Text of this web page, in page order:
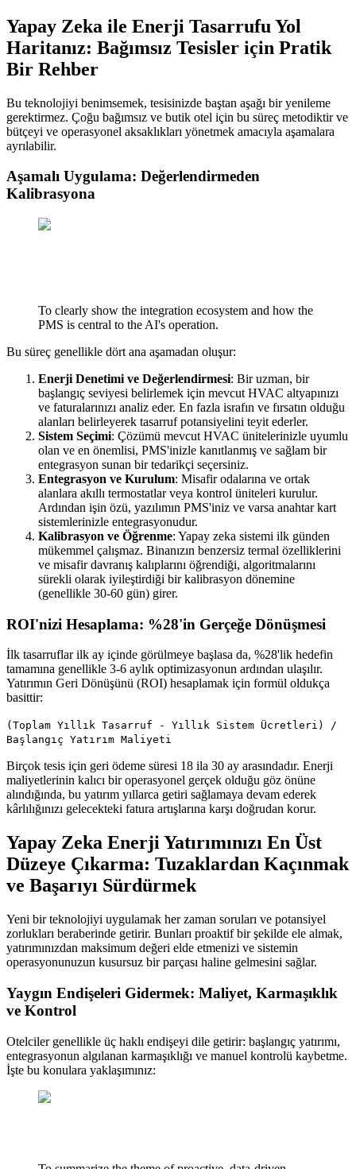
Yapay Zeka ile Enerji Tasarrufu Yol
Haritanız: Bağımsız Tesisler için Pratik
Bir Rehber
Bu teknolojiyi benimsemek, tesisinizde baştan aşağı bir yenileme
gerektirmez. Çoğu bağımsız ve butik otel için bu süreç metodiktir ve
bütçeyi ve operasyonel aksaklıkları yönetmek amacıyla aşamalara
ayrılabilir.
Aşamalı Uygulama: Değerlendirmeden
Kalibrasyona
To clearly show the integration ecosystem and how the
PMS is central to the AI's operation.
Bu süreç genellikle dört ana aşamadan oluşur:
Enerji Denetimi ve Değerlendirmesi: Bir uzman, bir
başlangıç seviyesi belirlemek için mevcut HVAC altyapınızı
ve faturalarınızı analiz eder. En fazla israfın ve fırsatın olduğu
alanları belirleyerek tasarruf potansiyelini teyit ederler.
Sistem Seçimi: Çözümü mevcut HVAC ünitelerinizle uyumlu
olan ve en önemlisi, PMS'inizle kanıtlanmış ve sağlam bir
entegrasyon sunan bir tedarikçi seçersiniz.
Entegrasyon ve Kurulum: Misafir odalarına ve ortak
alanlara akıllı termostatlar veya kontrol üniteleri kurulur.
Ardından işin özü, yazılımın PMS'iniz ve varsa anahtar kart
sistemlerinizle entegrasyonudur.
Kalibrasyon ve Öğrenme: Yapay zeka sistemi ilk günden
mükemmel çalışmaz. Binanızın benzersiz termal özelliklerini
ve misafir davranış kalıplarını öğrendiği, algoritmalarını
sürekli olarak iyileştirdiği bir kalibrasyon dönemine
(genellikle 30-60 gün) girer.
ROI'nizi Hesaplama: %28'in Gerçeğe Dönüşmesi
İlk tasarruflar ilk ay içinde görülmeye başlasa da, %28'lik hedefin
tamamına genellikle 3-6 aylık optimizasyonun ardından ulaşılır.
Yatırımın Geri Dönüşünü (ROI) hesaplamak için formül oldukça
basittir:
(Toplam Yıllık Tasarruf - Yıllık Sistem Ücretleri) /
Başlangıç Yatırım Maliyeti
Birçok tesis için geri ödeme süresi 18 ila 30 ay arasındadır. Enerji
maliyetlerinin kalıcı bir operasyonel gerçek olduğu göz önüne
alındığında, bu yatırım yıllarca getiri sağlamaya devam ederek
kârlılığınızı gelecekteki fatura artışlarına karşı doğrudan korur.
Yapay Zeka Enerji Yatırımınızı En Üst
Düzeye Çıkarma: Tuzaklardan Kaçınmak
ve Başarıyı Sürdürmek
Yeni bir teknolojiyi uygulamak her zaman soruları ve potansiyel
zorlukları beraberinde getirir. Bunları proaktif bir şekilde ele almak,
yatırımınızdan maksimum değeri elde etmenizi ve sistemin
operasyonunuzun kusursuz bir parçası haline gelmesini sağlar.
Yaygın Endişeleri Gidermek: Maliyet, Karmaşıklık
ve Kontrol
Otelciler genellikle üç haklı endişeyi dile getirir: başlangıç yatırımı,
entegrasyonun algılanan karmaşıklığı ve manuel kontrolü kaybetme.
İşte bu konulara yaklaşımınız: